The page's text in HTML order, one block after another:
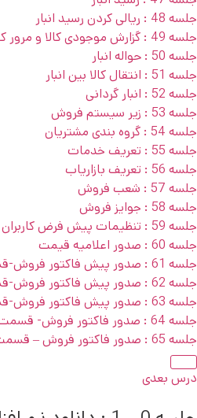
جلسه 48 : ریالی کردن رسید انبار
جلسه 49 : گزارش موجودی کالا و مرور کالا
جلسه 50 : حواله انبار
جلسه 51 : انتقال کالا بین انبار
جلسه 52 : انبار گردانی
جلسه 53 : زیر سیستم فروش
جلسه 54 : گروه بندی مشتریان
جلسه 55 : تعریف خدمات
جلسه 56 : تعریف بازاریاب
جلسه 57 : شعب فروش
جلسه 58 : جوایز فروش
جلسه 59 : تنظیمات پیش فرض کاربران
جلسه 60 : صدور اعلامیه قیمت
جلسه 61 : صدور پیش فاکتور فروش-قسمت اول
جلسه 62 : صدور پیش فاکتور فروش-قسمت دوم
جلسه 63 : صدور پیش فاکتور فروش-قسمت سوم
جلسه 64 : صدور فاکتور فروش- قسمت اول
جلسه 65 : صدور فاکتور فروش – قسمت دوم
درس بعدی